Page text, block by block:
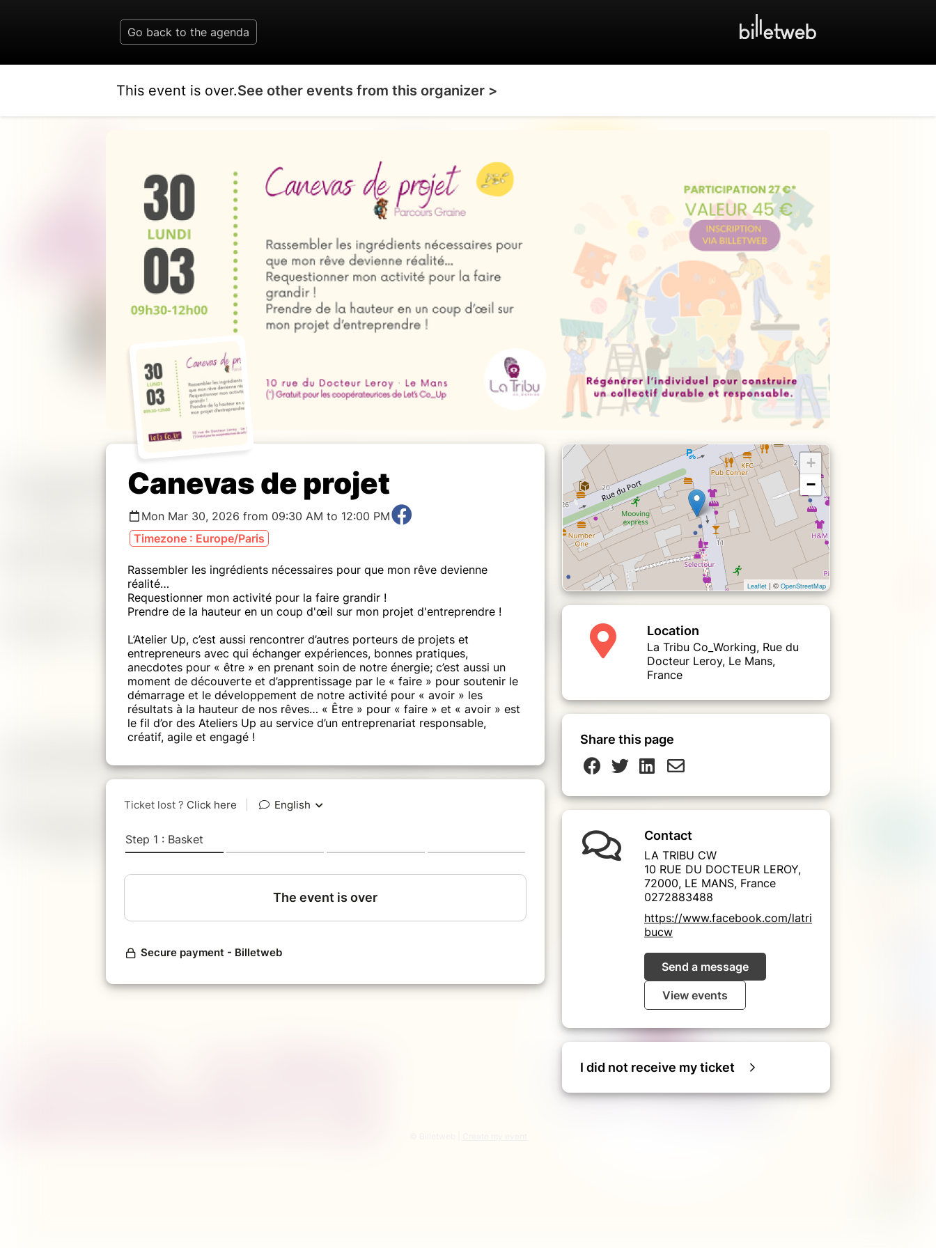
Go back to the agenda
This event is over.See other events from this organizer >
Canevas de projet
Mon Mar 30, 2026 from 09:30 AM to 12:00 PM
Timezone : Europe/Paris
Rassembler les ingrédients nécessaires pour que mon rêve devienne
réalité…
Requestionner mon activité pour la faire grandir !
Prendre de la hauteur en un coup d'œil sur mon projet d'entreprendre !
L’Atelier Up, c’est aussi rencontrer d’autres porteurs de projets et
entrepreneurs avec qui échanger expériences, bonnes pratiques,
anecdotes pour « être » en prenant soin de notre énergie; c’est aussi un
moment de découverte et d’apprentissage par le « faire » pour soutenir le
démarrage et le développement de notre activité pour « avoir » les
résultats à la hauteur de nos rêves… « Être » pour « faire » et « avoir » est
le fil d’or des Ateliers Up au service d’un entreprenariat responsable,
créatif, agile et engagé !
+
−
Leaflet | © OpenStreetMap
Location
La Tribu Co_Working, Rue du
Docteur Leroy, Le Mans,
France
Share this page
Contact
LA TRIBU CW
10 RUE DU DOCTEUR LEROY,
72000, LE MANS, France
0272883488
https://www.facebook.com/latri
bucw
Send a message
View events
I did not receive my ticket